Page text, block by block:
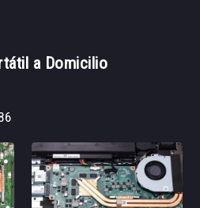
a Domicilio